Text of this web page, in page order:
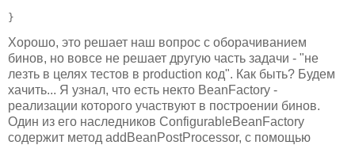
}
Хорошо, это решает наш вопрос с оборачиванием
бинов, но вовсе не решает другую часть задачи - "не
лезть в целях тестов в production код". Как быть? Будем
хачить... Я узнал, что есть некто BeanFactory -
реализации которого участвуют в построении бинов.
Один из его наследников ConfigurableBeanFactory
содержит метод addBeanPostProcessor, с помощью